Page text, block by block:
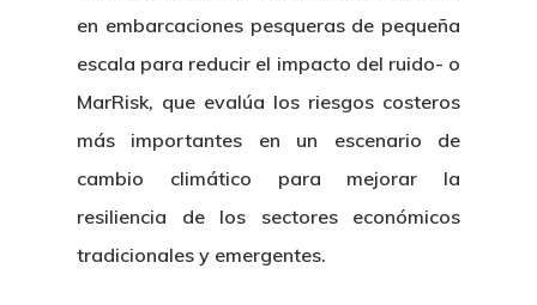
en embarcaciones pesqueras de pequeña
escala para reducir el impacto del ruido- o
MarRisk, que evalúa los riesgos costeros
más importantes en un escenario de
cambio climático para mejorar la
resiliencia de los sectores económicos
tradicionales y emergentes.